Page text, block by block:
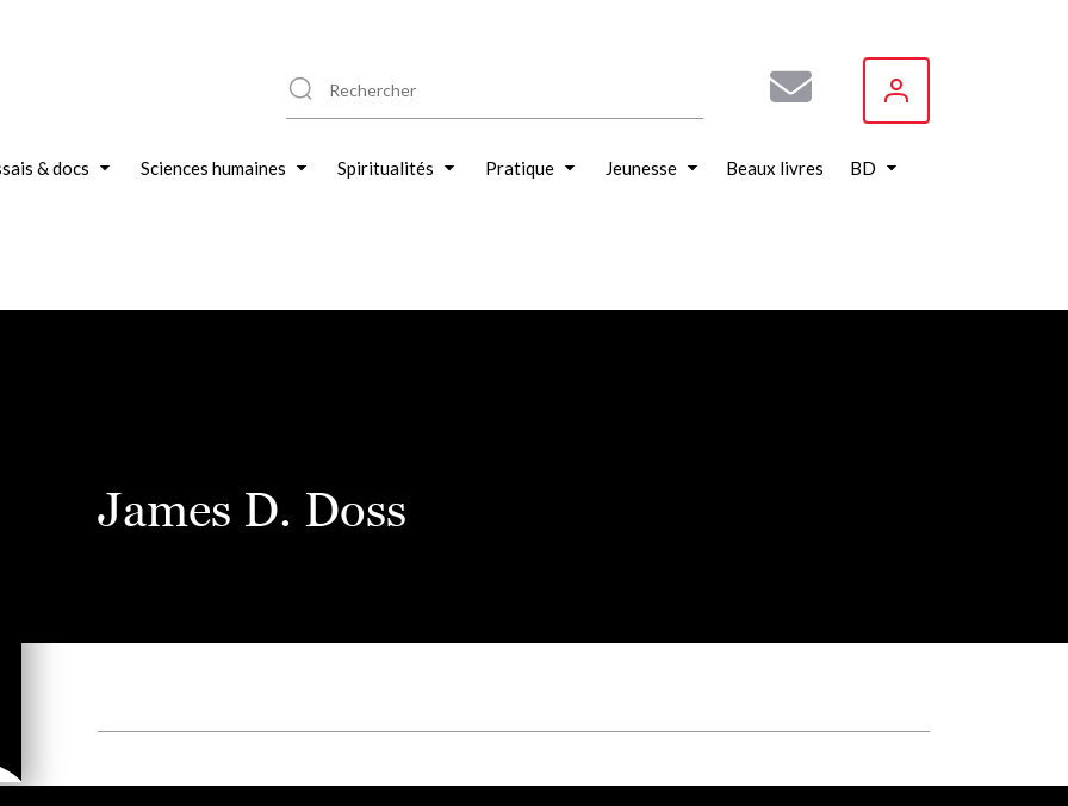
& docs Sciences humaines Spiritualités Pratique Jeunesse Beaux livres BD
James D. Doss